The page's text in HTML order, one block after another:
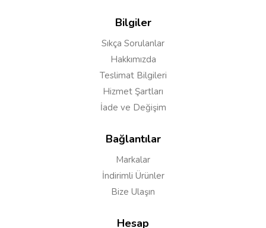
Bilgiler
Sıkça Sorulanlar
Hakkımızda
Teslimat Bilgileri
Hizmet Şartları
İade ve Değişim
Bağlantılar
Markalar
İndirimli Ürünler
Bize Ulaşın
Hesap